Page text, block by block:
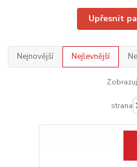
Upřesnit
Nejnovější Nejlevnější
strana